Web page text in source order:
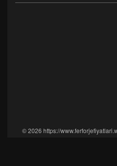
© 2026 https://